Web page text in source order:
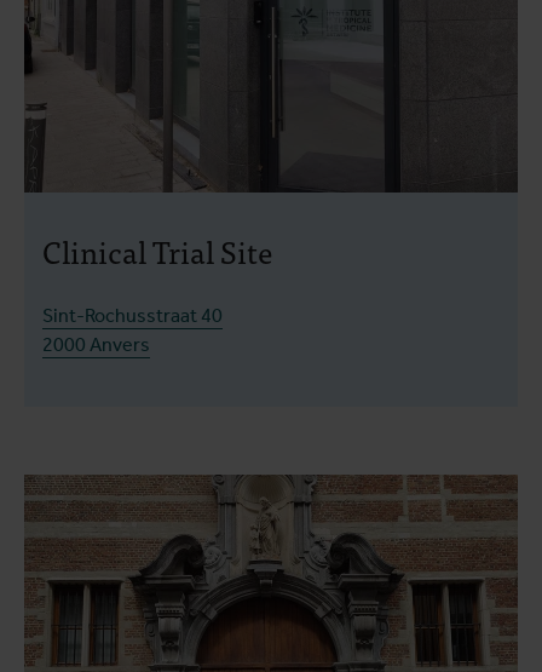
Clinical Trial Site
Sint-Rochusstraat 40
2000 Anvers